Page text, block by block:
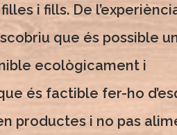
i fills. De
que és possible
ecològicament i
és factible fer-ho
productes i no pas